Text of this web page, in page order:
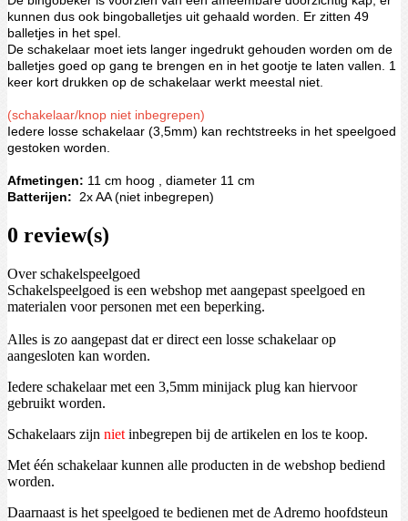
kunnen dus ook bingoballetjes uit gehaald worden. Er zitten 49
balletjes in het spel.
De schakelaar moet iets langer ingedrukt gehouden worden om de
balletjes goed op gang te brengen en in het gootje te laten vallen. 1
keer kort drukken op de schakelaar werkt meestal niet.
(schakelaar/knop niet inbegrepen)
Iedere losse schakelaar (3,5mm) kan rechtstreeks in het speelgoed
gestoken worden.
Afmetingen: 11 cm hoog , diameter 11 cm
Batterijen: 2x AA (niet inbegrepen)
0 review(s)
Over schakelspeelgoed
Schakelspeelgoed is een webshop met aangepast speelgoed en
materialen voor personen met een beperking.
Alles is zo aangepast dat er direct een losse schakelaar op
aangesloten kan worden.
Iedere schakelaar met een 3,5mm minijack plug kan hiervoor
gebruikt worden.
Schakelaars zijn niet inbegrepen bij de artikelen en los te koop.
Met één schakelaar kunnen alle producten in de webshop bediend
worden.
Daarnaast is het speelgoed te bedienen met de Adremo hoofdsteun